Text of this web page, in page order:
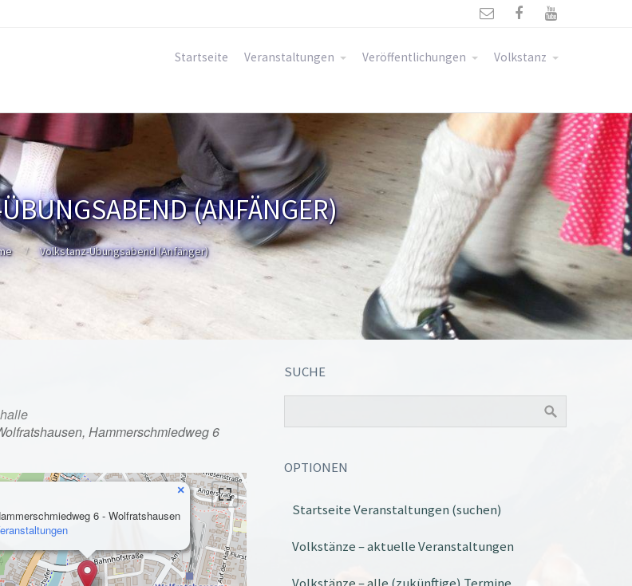
  
Startseite Veranstaltungen Veröffentlichungen Volkstanz
(ANFÄNGER)
Volkstanz-Übungsabend (Anfänger)
iCalendar Office 365 Outlook Live
Hammerschmiedweg 6
6 - Wolfratshausen
×
SUCHE
OPTIONEN
Startseite Veranstaltungen (suchen)
Volkstänze – aktuelle Veranstaltungen
Volkstänze – alle (zukünftige) Termine